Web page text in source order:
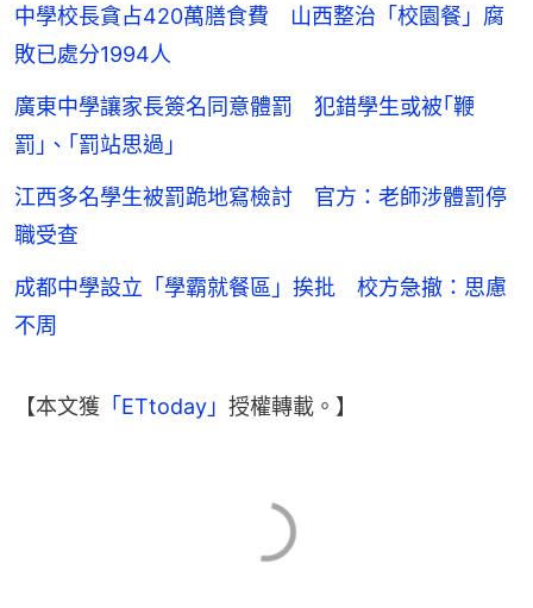
中學校長貪占420萬膳食費 山西整治「校園餐」腐
敗已處分1994人
廣東中學讓家長簽名同意體罰 犯錯學生或被｢鞭
罰｣、｢罰站思過｣
江西多名學生被罰跪地寫檢討 官方：老師涉體罰停
職受查
成都中學設立「學霸就餐區」挨批 校方急撤：思慮
不周
【本文獲 「ETtoday」 授權轉載。】